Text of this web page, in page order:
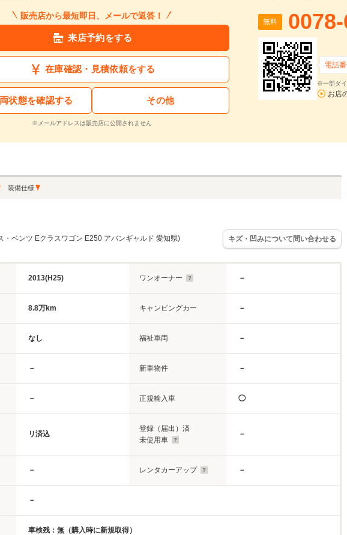
販売店から最短即日、メールで返答！
来店予約をする
在庫確認・見積依頼をする
状態を確認する その他
※メールアドレスは販売店に公開されません
無料
電話
※一部ダイ
お店
装備仕様
・ベンツ Eクラスワゴン E250 アバンギャルド 愛知県) キズ・凹みについて問い合わせる
2013(H25) ワンオーナー －
8.8万km キャンピングカー －
なし 福祉車両 －
－ 新車物件 －
－ 正規輸入車 ◯
リ済込
登録（届出）済
未使用車
－
－ レンタカーアップ －
－
車検残：無（購入時に新規取得）